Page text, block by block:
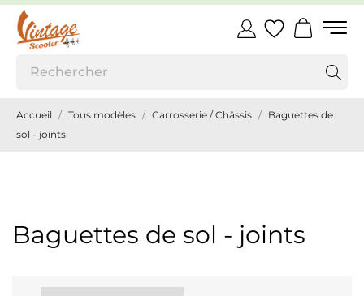
Accueil Tous modèles Carrosserie / Châssis
Baguettes de
sol - joints
Baguettes de sol - joints